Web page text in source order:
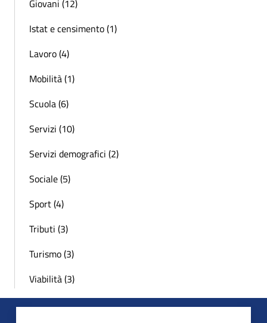
Giovani (12)
Istat e censimento (1)
Lavoro (4)
Mobilità (1)
Scuola (6)
Servizi (10)
Servizi demografici (2)
Sociale (5)
Sport (4)
Tributi (3)
Turismo (3)
Viabilità (3)